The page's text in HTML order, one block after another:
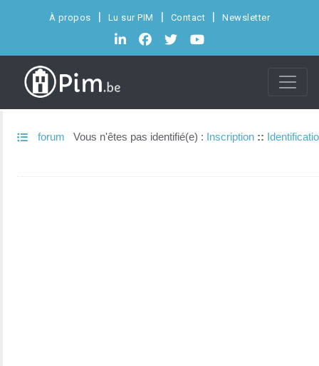
À propos Lu sur PIM Contact Newsletter
forum Vous n'êtes pas identifié(e) : Inscription ::